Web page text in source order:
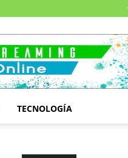
TECNOLOGÍA